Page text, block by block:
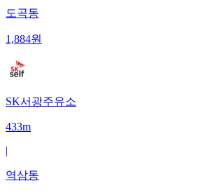
도곡동
1,884원
SK서광주유소
433m
|
역삼동